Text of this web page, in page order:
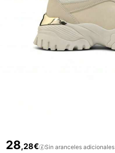
28,28€ Sin aranceles adicionales